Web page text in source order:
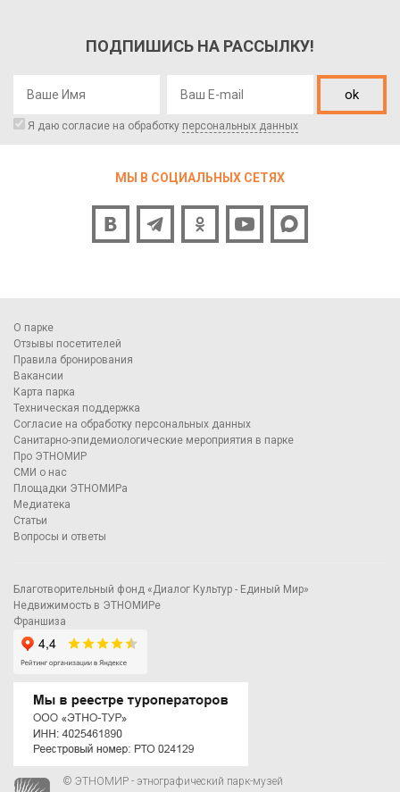
ПОДПИШИСЬ НА РАССЫЛКУ!
ok
Я даю согласие на обработку персональных данных
МЫ В СОЦИАЛЬНЫХ СЕТЯХ
О парке
Отзывы посетителей
Правила бронирования
Вакансии
Карта парка
Техническая поддержка
Согласие на обработку персональных данных
Санитарно-эпидемиологические мероприятия в парке
Про ЭТНОМИР
СМИ о нас
Площадки ЭТНОМИРа
Медиатека
Статьи
Вопросы и ответы
Благотворительный фонд «Диалог Культур - Единый Мир»
Недвижимость в ЭТНОМИРе
Франшиза
© ЭТНОМИР - этнографический парк-музей